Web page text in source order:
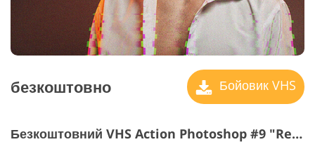
безкоштовно Бойовик VHS
Безкоштовний VHS Action Photoshop #9 "Retro Technology"